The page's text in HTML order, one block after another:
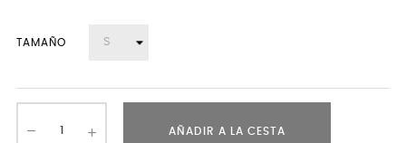
TAMAÑO
AÑADIR A LA CESTA